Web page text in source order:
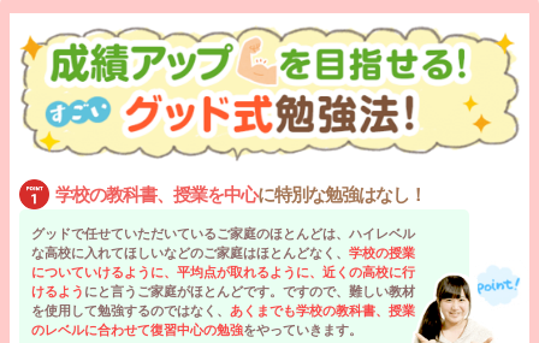
学校の教科書、授業を中心に特別な勉強はなし！
グッドで任せていただいているご家庭のほとんどは、ハイレベル
な高校に入れてほしいなどのご家庭はほとんどなく、 学校の授業
についていけるように、平均点が取れるように、近くの高校に行
けるよう にと言うご家庭がほとんどです。ですので、難しい教材
を使用して勉強するのではなく、 あくまでも学校の教科書、授業
のレベルに合わせて復習中心の勉強をやっていきます。